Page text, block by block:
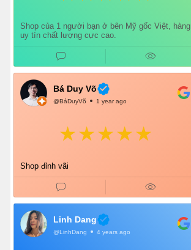
Shop của 1 người bạn ở bên Mỹ gốc Việt, hàng
uy tín chất lượng cực cao.
Bá Duy Võ
@BáDuyVõ 1 year ago
Shop đỉnh vãi
Linh Dang
@LinhDang 4 years ago